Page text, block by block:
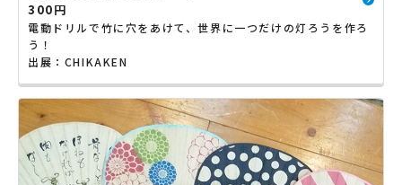
300円
電動ドリルで竹に穴をあけて、世界に一つだけの灯ろうを作ろ
う！
出展：CHIKAKEN